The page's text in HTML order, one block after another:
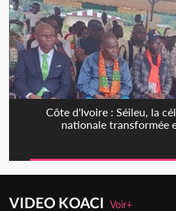
Côte d'Ivoire : Séileu, la
nationale transformée
VIDEO KOACIVoir+